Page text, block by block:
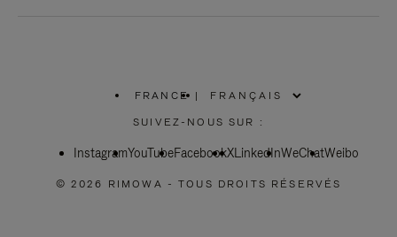
FRANCE
SÉLECTIONNEZ
VOTRE
|
SUIVEZ-NOUS SUR :
InstagramYouTubeFacebookXLinkedInWeChatWeibo
© 2026 RIMOWA - TOUS DROITS RÉSERVÉS